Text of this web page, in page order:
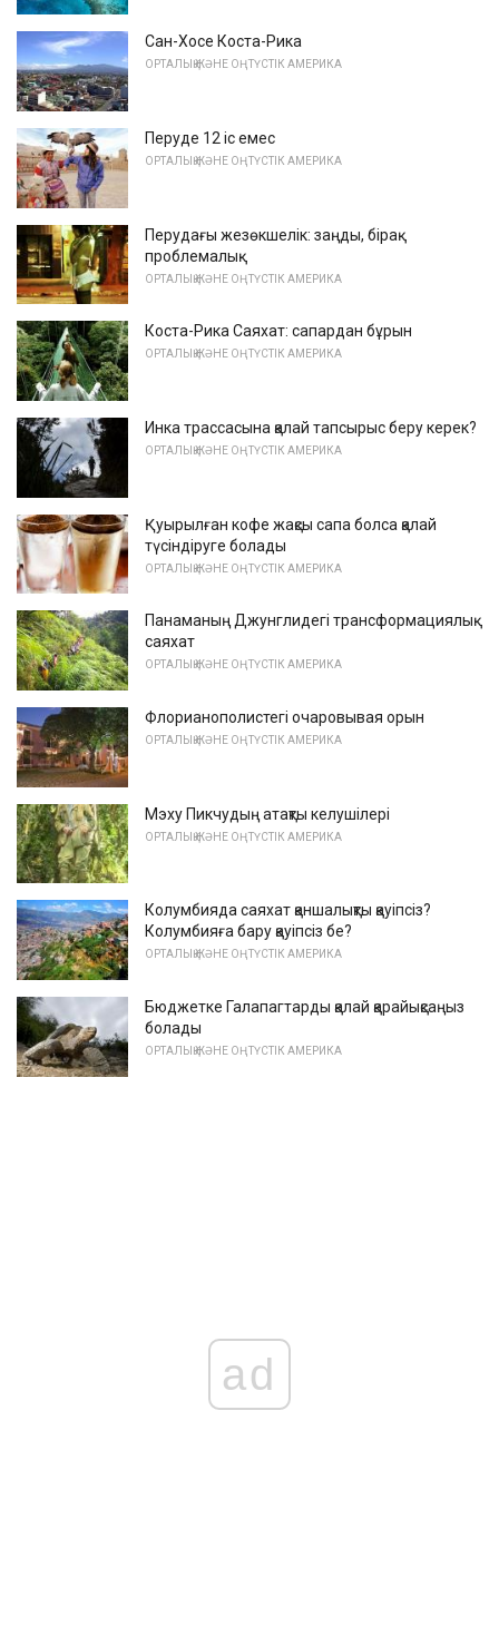
Сан-Хосе Коста-Рика
ОРТАЛЫҚ ЖӘНЕ ОҢТҮСТІК АМЕРИКА
Перуде 12 іс емес
ОРТАЛЫҚ ЖӘНЕ ОҢТҮСТІК АМЕРИКА
Перудағы жезөкшелік: заңды, бірақ
проблемалық
ОРТАЛЫҚ ЖӘНЕ ОҢТҮСТІК АМЕРИКА
Коста-Рика Саяхат: сапардан бұрын
ОРТАЛЫҚ ЖӘНЕ ОҢТҮСТІК АМЕРИКА
Инка трассасына қалай тапсырыс беру керек?
ОРТАЛЫҚ ЖӘНЕ ОҢТҮСТІК АМЕРИКА
Қуырылған кофе жақсы сапа болса қалай
түсіндіруге болады
ОРТАЛЫҚ ЖӘНЕ ОҢТҮСТІК АМЕРИКА
Панаманың Джунглидегі трансформациялық
саяхат
ОРТАЛЫҚ ЖӘНЕ ОҢТҮСТІК АМЕРИКА
Флорианополистегі очаровывая орын
ОРТАЛЫҚ ЖӘНЕ ОҢТҮСТІК АМЕРИКА
Мэху Пикчудың атақты келушілері
ОРТАЛЫҚ ЖӘНЕ ОҢТҮСТІК АМЕРИКА
Колумбияда саяхат қаншалықты қауіпсіз?
Колумбияға бару қауіпсіз бе?
ОРТАЛЫҚ ЖӘНЕ ОҢТҮСТІК АМЕРИКА
Бюджетке Галапагтарды қалай қарайықсаңыз
болады
ОРТАЛЫҚ ЖӘНЕ ОҢТҮСТІК АМЕРИКА
ad